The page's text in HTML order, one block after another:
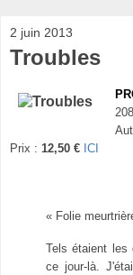
2 juin 2013
Troubles
Prix : 12,50 € ICI
« Folie
Tels étaient
ce jour-là.